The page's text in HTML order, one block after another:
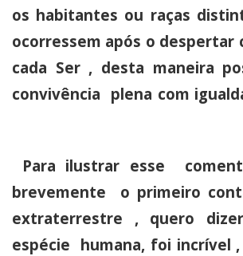
os habitantes ou raças
ocorressem após o despertar
cada Ser , desta maneira
convivência plena com
Para ilustrar esse
brevemente o primeiro
extraterrestre , quero
espécie humana, foi incrível